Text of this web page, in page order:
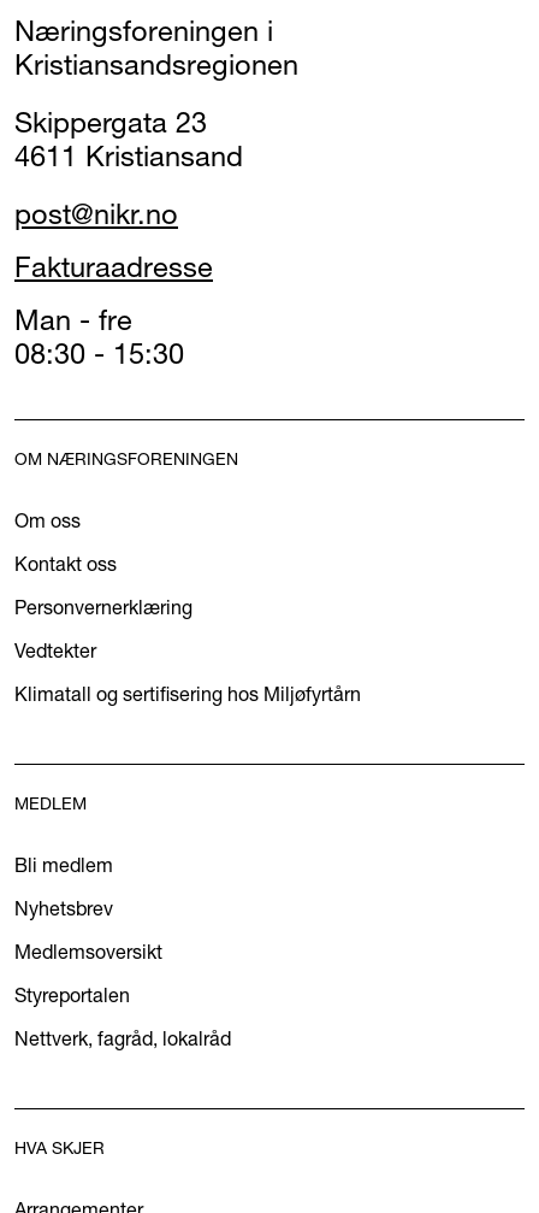
Næringsforeningen i
Kristiansandsregionen
Skippergata 23
4611 Kristiansand
post@nikr.no
Fakturaadresse
Man - fre
08:30 - 15:30
OM NÆRINGSFORENINGEN
Om oss
Kontakt oss
Personvernerklæring
Vedtekter
Klimatall og sertifisering hos Miljøfyrtårn
MEDLEM
Bli medlem
Nyhetsbrev
Medlemsoversikt
Styreportalen
Nettverk, fagråd, lokalråd
HVA SKJER